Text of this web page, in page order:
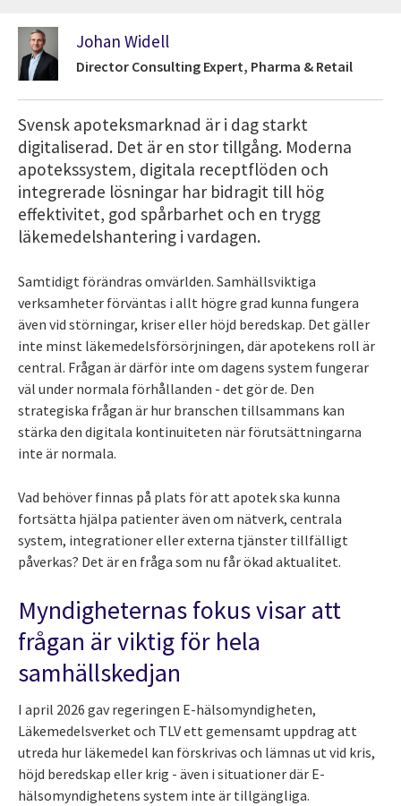
Johan Widell
Director Consulting Expert, Pharma & Retail
Svensk apoteksmarknad är i dag starkt
digitaliserad. Det är en stor tillgång. Moderna
apotekssystem, digitala receptflöden och
integrerade lösningar har bidragit till hög
effektivitet, god spårbarhet och en trygg
läkemedelshantering i vardagen.
Samtidigt förändras omvärlden. Samhällsviktiga
verksamheter förväntas i allt högre grad kunna fungera
även vid störningar, kriser eller höjd beredskap. Det gäller
inte minst läkemedelsförsörjningen, där apotekens roll är
central. Frågan är därför inte om dagens system fungerar
väl under normala förhållanden - det gör de. Den
strategiska frågan är hur branschen tillsammans kan
stärka den digitala kontinuiteten när förutsättningarna
inte är normala.
Vad behöver finnas på plats för att apotek ska kunna
fortsätta hjälpa patienter även om nätverk, centrala
system, integrationer eller externa tjänster tillfälligt
påverkas? Det är en fråga som nu får ökad aktualitet.
Myndigheternas fokus visar att
frågan är viktig för hela
samhällskedjan
I april 2026 gav regeringen E-hälsomyndigheten,
Läkemedelsverket och TLV ett gemensamt uppdrag att
utreda hur läkemedel kan förskrivas och lämnas ut vid kris,
höjd beredskap eller krig - även i situationer där E-
hälsomyndighetens system inte är tillgängliga.